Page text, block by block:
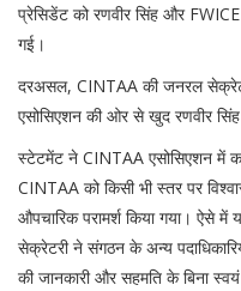
प्रेसिडेंट को रणवीर सिंह और FWICE
गई।
दरअसल, CINTAA की जनरल
एसोसिएशन की ओर से खुद रणवीर सिंह
स्टेटमेंट ने CINTAA एसोसिएशन में
CINTAA को किसी भी स्तर पर
औपचारिक परामर्श किया गया। ऐसे
सेक्रेटरी ने संगठन के अन्य
की जानकारी और सहमति के बिना